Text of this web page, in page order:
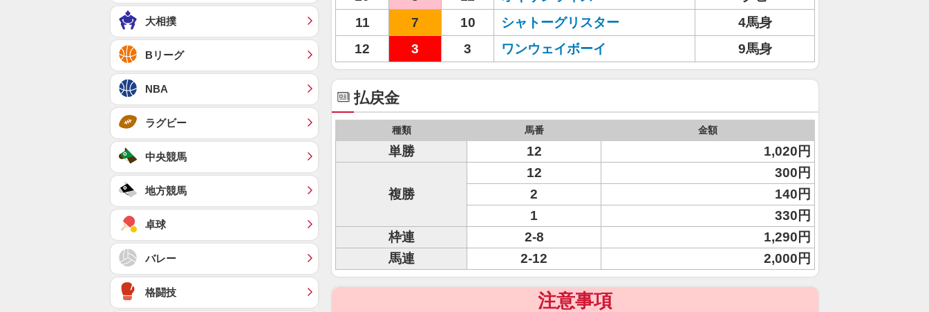
11
7 10 シャトーグリスター
4馬身
12
3 3 ワンウェイボーイ 9馬身
払戻金
種類 馬番 金額
単勝 12 1,020円
複勝
12
300円
2
140円
1
330円
枠連
2-8
1,290円
馬連
2-12 2,000円
注意事項
大相撲
Bリーグ
NBA
ラグビー
中央競馬
地方競馬
卓球
バレー
格闘技